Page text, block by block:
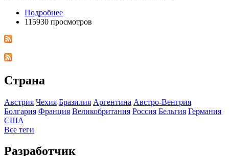
Подробнее
115930 просмотров
Страна
Австрия Чехия Бразилия Аргентина Австро-Венгрия
Болгария Франция Великобритания Росcия Бельгия Германия
США
Все теги
Разработчик